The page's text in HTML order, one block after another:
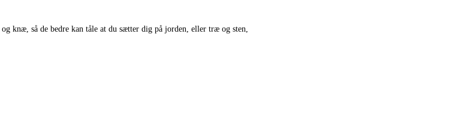
knæ, så de bedre kan tåle at du sætter dig på jorden, eller træ og sten,